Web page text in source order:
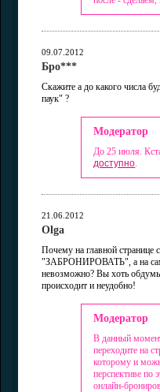
09.07.2012
Бро***
Скажите а до какого числа
паук" ?
Модератор
До 25 июля.
доступно.
21.06.2012
Olga
Почему на главной странице
"ЗАБРОНИРОВАТЬ", а на
невозможно? Вы хоть
происходит и неудобно!
Модератор
В данный
переходите на
которому и
перспективе по
онлайн-